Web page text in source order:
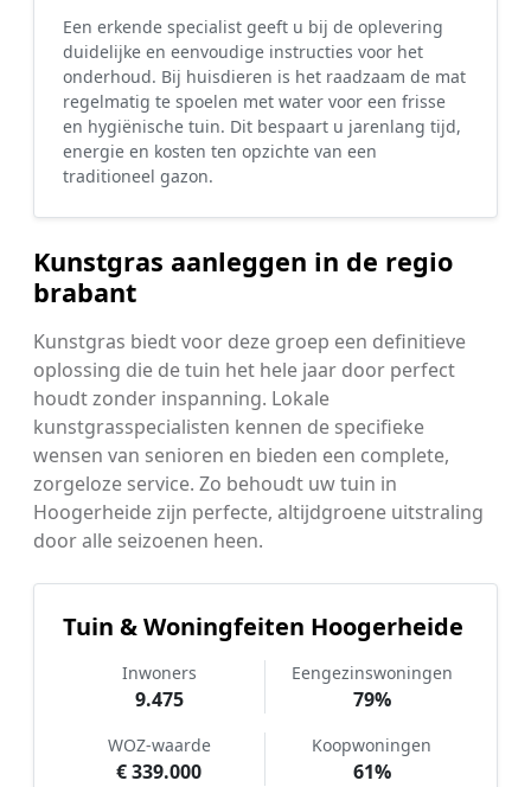
Een erkende specialist geeft u bij de oplevering
duidelijke en eenvoudige instructies voor het
onderhoud. Bij huisdieren is het raadzaam de mat
regelmatig te spoelen met water voor een frisse
en hygiënische tuin. Dit bespaart u jarenlang tijd,
energie en kosten ten opzichte van een
traditioneel gazon.
Kunstgras aanleggen in de regio
brabant
Kunstgras biedt voor deze groep een definitieve
oplossing die de tuin het hele jaar door perfect
houdt zonder inspanning. Lokale
kunstgrasspecialisten kennen de specifieke
wensen van senioren en bieden een complete,
zorgeloze service. Zo behoudt uw tuin in
Hoogerheide zijn perfecte, altijdgroene uitstraling
door alle seizoenen heen.
Tuin & Woningfeiten Hoogerheide
Inwoners
9.475
Eengezinswoningen
79%
WOZ-waarde
€ 339.000
Koopwoningen
61%